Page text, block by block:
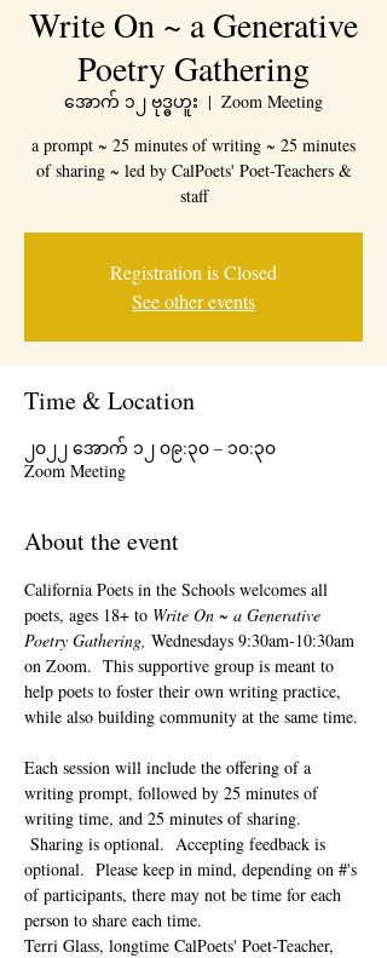
Write On ~ a Generative
Poetry Gathering
အောက် ၁၂ ဗုဒ္ဓဟူး
  |
Zoom Meeting
a prompt ~ 25 minutes of writing ~ 25 minutes
of sharing ~ led by CalPoets' Poet-Teachers &
staff
Registration is Closed
See other events
Time & Location
၂၀၂၂ အောက် ၁၂ ၀၉:၃၀ – ၁၀:၃၀
Zoom Meeting
About the event
California Poets in the Schools welcomes all
poets, ages 18+ to Write On ~ a Generative
Poetry Gathering, Wednesdays 9:30am-10:30am
on Zoom.  This supportive group is meant to
help poets to foster their own writing practice,
while also building community at the same time.
Each session will include the offering of a
writing prompt, followed by 25 minutes of
writing time, and 25 minutes of sharing.
Sharing is optional.  Accepting feedback is
optional.  Please keep in mind, depending on #'s
of participants, there may not be time for each
person to share each time.
Terri Glass, longtime CalPoets' Poet-Teacher,